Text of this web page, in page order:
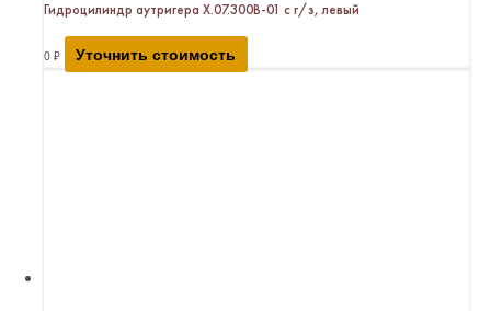
Гидроцилиндр аутригера Х.07.300В-01 с г/з, левый
0 ₽ Уточнить стоимость